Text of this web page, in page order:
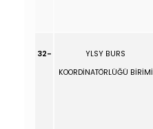
32-
YLSY BURS
KOORDİNATÖRLÜĞÜ BİRİMİ